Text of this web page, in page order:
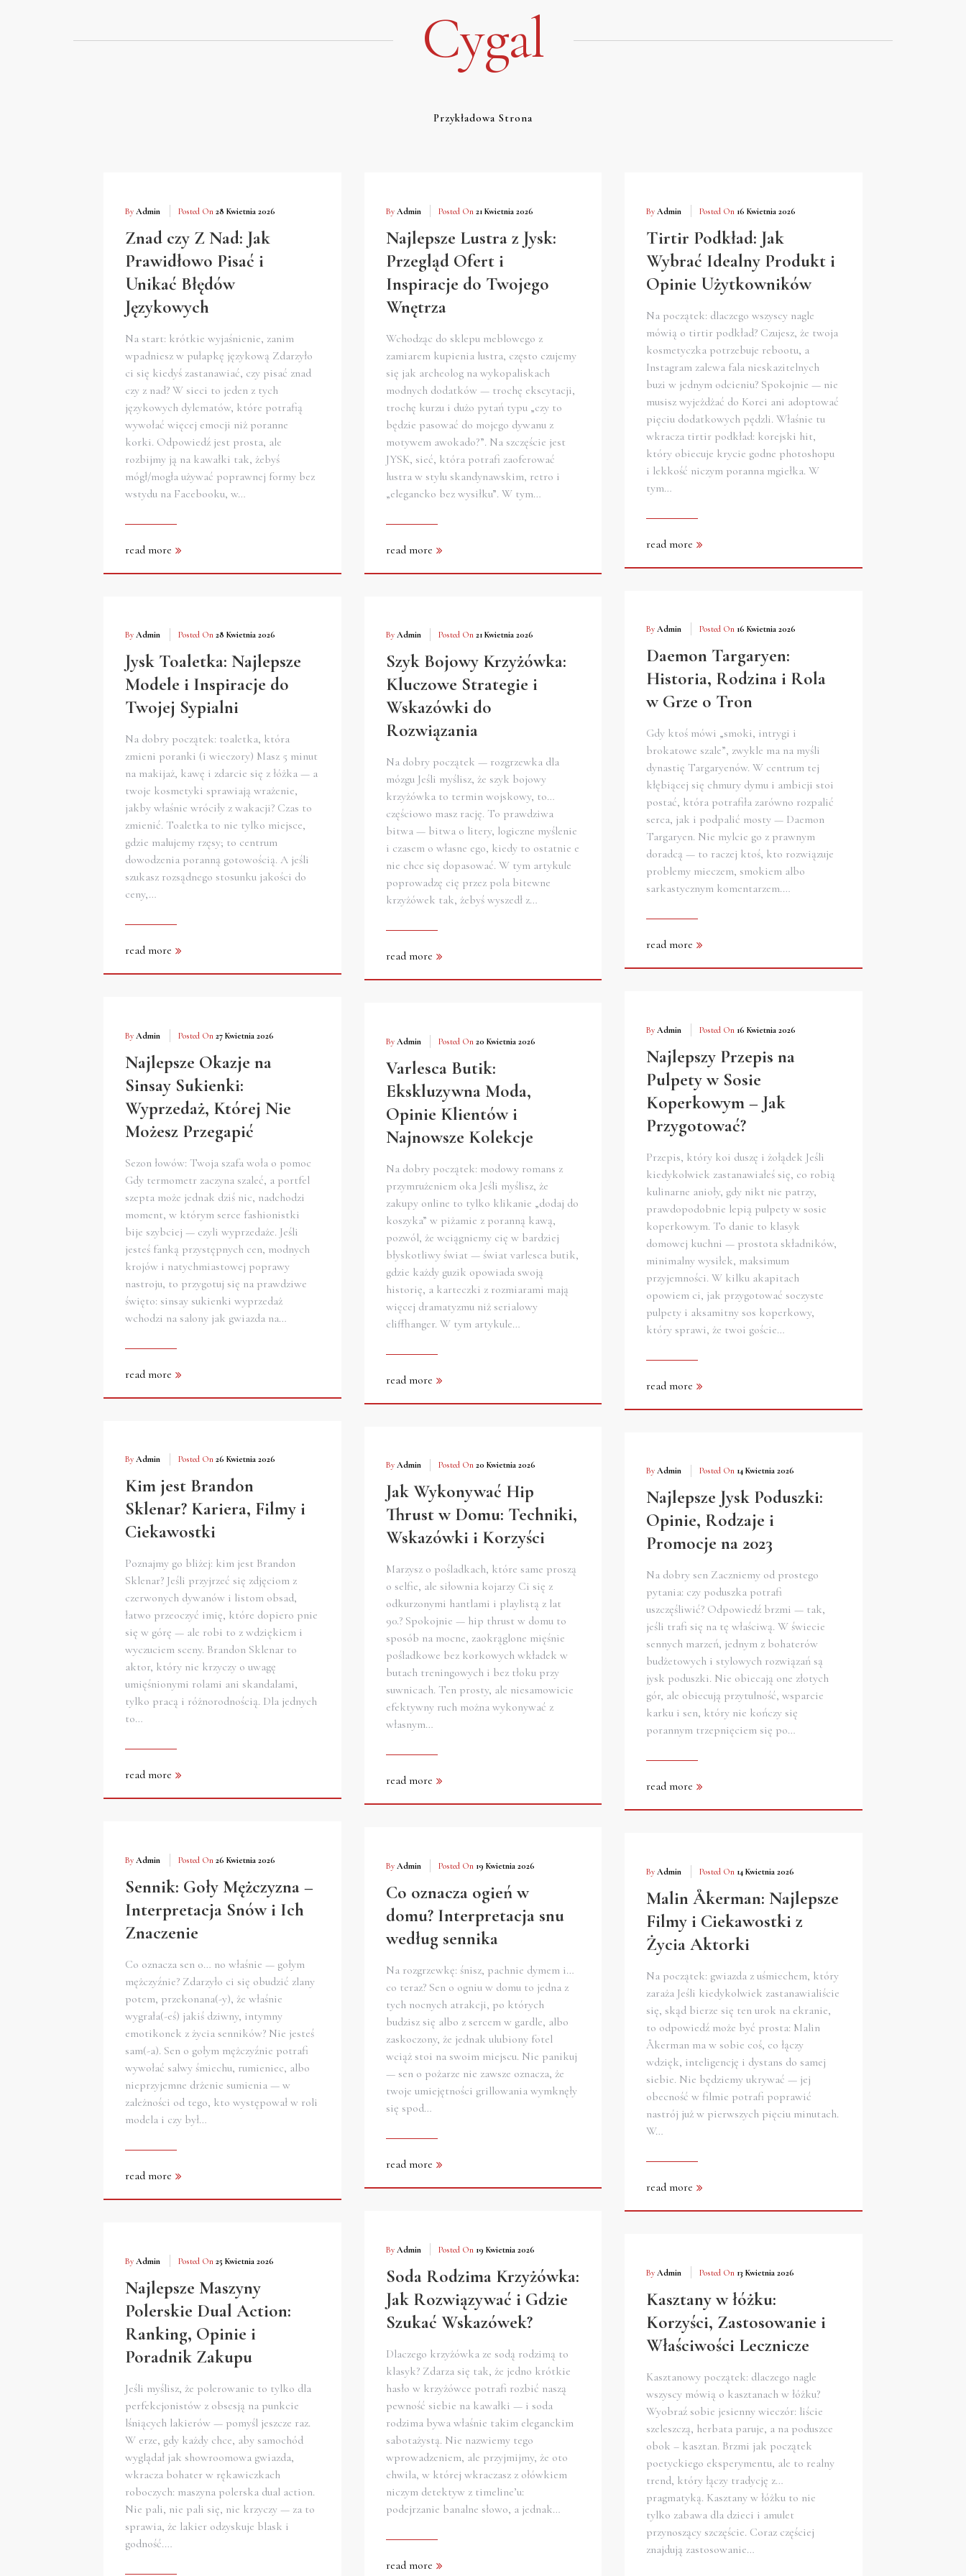
Cygal
Przykładowa Strona
By Admin Posted On28 Kwietnia 2026
Znad czy Z Nad: Jak
Prawidłowo Pisać i
Unikać Błędów
Językowych
Na start: krótkie wyjaśnienie, zanim
wpadniesz w pułapkę językową Zdarzyło
ci się kiedyś zastanawiać, czy pisać znad
czy z nad? W sieci to jeden z tych
językowych dylematów, które potrafią
wywołać więcej emocji niż poranne
korki. Odpowiedź jest prosta, ale
rozbijmy ją na kawałki tak, żebyś
mógł/mogła używać poprawnej formy bez
wstydu na Facebooku, w…
read more
ByAdmin Posted On28 Kwietnia 2026
Jysk Toaletka: Najlepsze
Modele i Inspiracje do
Twojej Sypialni
Na dobry początek: toaletka, która
zmieni poranki (i wieczory) Masz 5 minut
na makijaż, kawę i zdarcie się z łóżka — a
twoje kosmetyki sprawiają wrażenie,
jakby właśnie wróciły z wakacji? Czas to
zmienić. Toaletka to nie tylko miejsce,
gdzie malujemy rzęsy; to centrum
dowodzenia poranną gotowością. A jeśli
szukasz rozsądnego stosunku jakości do
ceny,…
read more
By Admin Posted On27 Kwietnia 2026
Najlepsze Okazje na
Sinsay Sukienki:
Wyprzedaż, Której Nie
Możesz Przegapić
Sezon łowów: Twoja szafa woła o pomoc
Gdy termometr zaczyna szaleć, a portfel
szepta może jednak dziś nic, nadchodzi
moment, w którym serce fashionistki
bije szybciej — czyli wyprzedaże. Jeśli
jesteś fanką przystępnych cen, modnych
krojów i natychmiastowej poprawy
nastroju, to przygotuj się na prawdziwe
święto: sinsay sukienki wyprzedaż
wchodzi na salony jak gwiazda na…
read more
ByAdmin Posted On26 Kwietnia 2026
Kim jest Brandon
Sklenar? Kariera, Filmy i
Ciekawostki
Poznajmy go bliżej: kim jest Brandon
Sklenar? Jeśli przyjrzeć się zdjęciom z
czerwonych dywanów i listom obsad,
łatwo przeoczyć imię, które dopiero pnie
się w górę — ale robi to z wdziękiem i
wyczuciem sceny. Brandon Sklenar to
aktor, który nie krzyczy o uwagę
umięśnionymi rolami ani skandalami,
tylko pracą i różnorodnością. Dla jednych
to…
read more
ByAdmin Posted On26 Kwietnia 2026
Sennik: Goły Mężczyzna –
Interpretacja Snów i Ich
Znaczenie
Co oznacza sen o… no właśnie — gołym
mężczyźnie? Zdarzyło ci się obudzić zlany
potem, przekonana(-y), że właśnie
wygrała(-eś) jakiś dziwny, intymny
emotikonek z życia senników? Nie jesteś
sam(-a). Sen o gołym mężczyźnie potrafi
wywołać salwy śmiechu, rumieniec, albo
nieprzyjemne drżenie sumienia — w
zależności od tego, kto występował w roli
modela i czy był…
read more
By Admin Posted On25 Kwietnia 2026
Najlepsze Maszyny
Polerskie Dual Action:
Ranking, Opinie i
Poradnik Zakupu
Jeśli myślisz, że polerowanie to tylko dla
perfekcjonistów z obsesją na punkcie
lśniących lakierów — pomyśl jeszcze raz.
W erze, gdy każdy chce, aby samochód
wyglądał jak showroomowa gwiazda,
wkracza bohater w rękawiczkach
roboczych: maszyna polerska dual action.
Nie pali, nie pali się, nie krzyczy — za to
sprawia, że lakier odzyskuje blask i
godność.…
By Admin Posted On21 Kwietnia 2026
Najlepsze Lustra z Jysk:
Przegląd Ofert i
Inspiracje do Twojego
Wnętrza
Wchodząc do sklepu meblowego z
zamiarem kupienia lustra, często czujemy
się jak archeolog na wykopaliskach
modnych dodatków — trochę ekscytacji,
trochę kurzu i dużo pytań typu „czy to
będzie pasować do mojego dywanu z
motywem awokado?”. Na szczęście jest
JYSK, sieć, która potrafi zaoferować
lustra w stylu skandynawskim, retro i
„elegancko bez wysiłku”. W tym…
read more
By Admin Posted On21 Kwietnia 2026
Szyk Bojowy Krzyżówka:
Kluczowe Strategie i
Wskazówki do
Rozwiązania
Na dobry początek — rozgrzewka dla
mózgu Jeśli myślisz, że szyk bojowy
krzyżówka to termin wojskowy, to…
częściowo masz rację. To prawdziwa
bitwa — bitwa o litery, logiczne myślenie
i czasem o własne ego, kiedy to ostatnie e
nie chce się dopasować. W tym artykule
poprowadzę cię przez pola bitewne
krzyżówek tak, żebyś wyszedł z…
read more
By Admin Posted On20 Kwietnia 2026
Varlesca Butik:
Ekskluzywna Moda,
Opinie Klientów i
Najnowsze Kolekcje
Na dobry początek: modowy romans z
przymrużeniem oka Jeśli myślisz, że
zakupy online to tylko klikanie „dodaj do
koszyka” w piżamie z poranną kawą,
pozwól, że wciągniemy cię w bardziej
błyskotliwy świat — świat varlesca butik,
gdzie każdy guzik opowiada swoją
historię, a karteczki z rozmiarami mają
więcej dramatyzmu niż serialowy
cliffhanger. W tym artykule…
read more
By Admin Posted On20 Kwietnia 2026
Jak Wykonywać Hip
Thrust w Domu: Techniki,
Wskazówki i Korzyści
Marzysz o pośladkach, które same proszą
o selfie, ale siłownia kojarzy Ci się z
odkurzonymi hantlami i playlistą z lat
90.? Spokojnie — hip thrust w domu to
sposób na mocne, zaokrąglone mięśnie
pośladkowe bez korkowych wkładek w
butach treningowych i bez tłoku przy
suwnicach. Ten prosty, ale niesamowicie
efektywny ruch można wykonywać z
własnym…
read more
By Admin Posted On 19 Kwietnia 2026
Co oznacza ogień w
domu? Interpretacja snu
według sennika
Na rozgrzewkę: śnisz, pachnie dymem i…
co teraz? Sen o ogniu w domu to jedna z
tych nocnych atrakcji, po których
budzisz się albo z sercem w gardle, albo
zaskoczony, że jednak ulubiony fotel
wciąż stoi na swoim miejscu. Nie panikuj
— sen o pożarze nie zawsze oznacza, że
twoje umiejętności grillowania wymknęły
się spod…
read more
By Admin Posted On 19 Kwietnia 2026
Soda Rodzima Krzyżówka:
Jak Rozwiązywać i Gdzie
Szukać Wskazówek?
Dlaczego krzyżówka ze sodą rodzimą to
klasyk? Zdarza się tak, że jedno krótkie
hasło w krzyżówce potrafi rozbić naszą
pewność siebie na kawałki — i soda
rodzima bywa właśnie takim eleganckim
sabotażystą. Nie nazwiemy tego
wprowadzeniem, ale przyjmijmy, że oto
chwila, w której wkraczasz z ołówkiem
niczym detektyw z timeline’u:
podejrzanie banalne słowo, a jednak…
read more
By Admin Posted On 16 Kwietnia 2026
Tirtir Podkład: Jak
Wybrać Idealny Produkt i
Opinie Użytkowników
Na początek: dlaczego wszyscy nagle
mówią o tirtir podkład? Czujesz, że twoja
kosmetyczka potrzebuje rebootu, a
Instagram zalewa fala nieskazitelnych
buzi w jednym odcieniu? Spokojnie — nie
musisz wyjeżdżać do Korei ani adoptować
pięciu dodatkowych pędzli. Właśnie tu
wkracza tirtir podkład: korejski hit,
który obiecuje krycie godne photoshopu
i lekkość niczym poranna mgiełka. W
tym…
read more
ByAdmin Posted On 16 Kwietnia 2026
Daemon Targaryen:
Historia, Rodzina i Rola
w Grze o Tron
Gdy ktoś mówi „smoki, intrygi i
brokatowe szale”, zwykle ma na myśli
dynastię Targaryenów. W centrum tej
kłębiącej się chmury dymu i ambicji stoi
postać, która potrafiła zarówno rozpalić
serca, jak i podpalić mosty — Daemon
Targaryen. Nie mylcie go z prawnym
doradcą — to raczej ktoś, kto rozwiązuje
problemy mieczem, smokiem albo
sarkastycznym komentarzem.…
read more
By Admin Posted On 16 Kwietnia 2026
Najlepszy Przepis na
Pulpety w Sosie
Koperkowym – Jak
Przygotować?
Przepis, który koi duszę i żołądek Jeśli
kiedykolwiek zastanawiałeś się, co robią
kulinarne anioły, gdy nikt nie patrzy,
prawdopodobnie lepią pulpety w sosie
koperkowym. To danie to klasyk
domowej kuchni — prostota składników,
minimalny wysiłek, maksimum
przyjemności. W kilku akapitach
opowiem ci, jak przygotować soczyste
pulpety i aksamitny sos koperkowy,
który sprawi, że twoi goście…
read more
ByAdmin Posted On 14 Kwietnia 2026
Najlepsze Jysk Poduszki:
Opinie, Rodzaje i
Promocje na 2023
Na dobry sen Zaczniemy od prostego
pytania: czy poduszka potrafi
uszczęśliwić? Odpowiedź brzmi — tak,
jeśli trafi się na tę właściwą. W świecie
sennych marzeń, jednym z bohaterów
budżetowych i stylowych rozwiązań są
jysk poduszki. Nie obiecają one złotych
gór, ale obiecują przytulność, wsparcie
karku i sen, który nie kończy się
porannym trzepnięciem się po…
read more
ByAdmin Posted On 14 Kwietnia 2026
Malin Åkerman: Najlepsze
Filmy i Ciekawostki z
Życia Aktorki
Na początek: gwiazda z uśmiechem, który
zaraża Jeśli kiedykolwiek zastanawialiście
się, skąd bierze się ten urok na ekranie,
to odpowiedź może być prosta: Malin
Åkerman ma w sobie coś, co łączy
wdzięk, inteligencję i dystans do samej
siebie. Nie będziemy ukrywać — jej
obecność w filmie potrafi poprawić
nastrój już w pierwszych pięciu minutach.
W…
read more
By Admin Posted On 13 Kwietnia 2026
Kasztany w łóżku:
Korzyści, Zastosowanie i
Właściwości Lecznicze
Kasztanowy początek: dlaczego nagle
wszyscy mówią o kasztanach w łóżku?
Wyobraź sobie jesienny wieczór: liście
szeleszczą, herbata paruje, a na poduszce
obok – kasztan. Brzmi jak początek
poetyckiego eksperymentu, ale to realny
trend, który łączy tradycję z…
pragmatyką. Kasztany w łóżku to nie
tylko zabawa dla dzieci i amulet
przynoszący szczęście. Coraz częściej
znajdują zastosowanie…